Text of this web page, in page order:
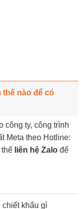
nào để có
công ty, công trình
Meta theo Hotline:
thể liên hệ Zalo để
chiết khấu gì